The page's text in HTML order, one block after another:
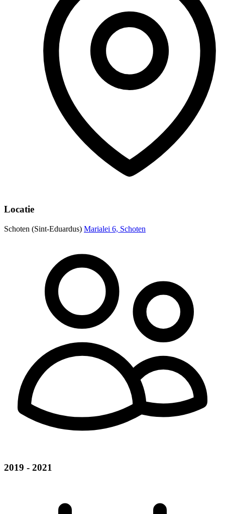
Locatie
Schoten (Sint-Eduardus) Marialei 6, Schoten
2019 - 2021